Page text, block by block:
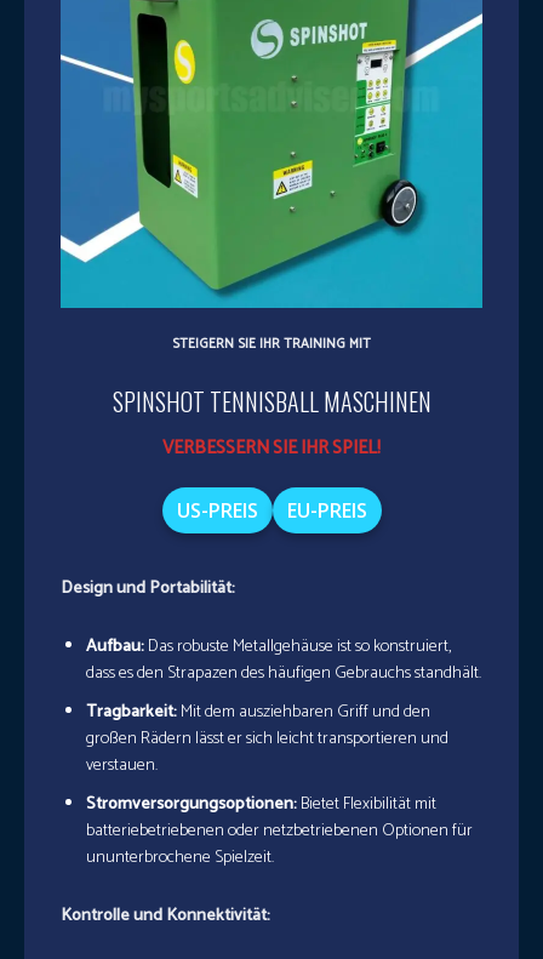
STEIGERN SIE IHR TRAINING MIT
SPINSHOT TENNISBALL MASCHINEN
VERBESSERN SIE IHR SPIEL!
US-PREIS EU-PREIS
Design und Portabilität:
Aufbau:Das robuste Metallgehäuse ist so konstruiert,
dass es den Strapazen des häufigen Gebrauchs standhält.
Tragbarkeit:Mit dem ausziehbaren Griff und den
großen Rädern lässt er sich leicht transportieren und
verstauen.
Stromversorgungsoptionen:Bietet Flexibilität mit
batteriebetriebenen oder netzbetriebenen Optionen für
ununterbrochene Spielzeit.
Kontrolle und Konnektivität: